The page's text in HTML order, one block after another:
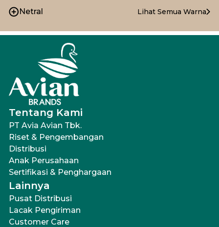
Netral Lihat Semua Warna
Tentang Kami
PT Avia Avian Tbk.
Riset & Pengembangan
Distribusi
Anak Perusahaan
Sertifikasi & Penghargaan
Lainnya
Pusat Distribusi
Lacak Pengiriman
Customer Care